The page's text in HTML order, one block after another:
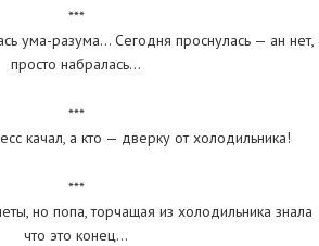
***
ума-разума… Сегодня проснулась — ан нет,
просто набралась…
***
качал, а кто — дверку от холодильника!
***
но попа, торчащая из холодильника знала
что это конец…